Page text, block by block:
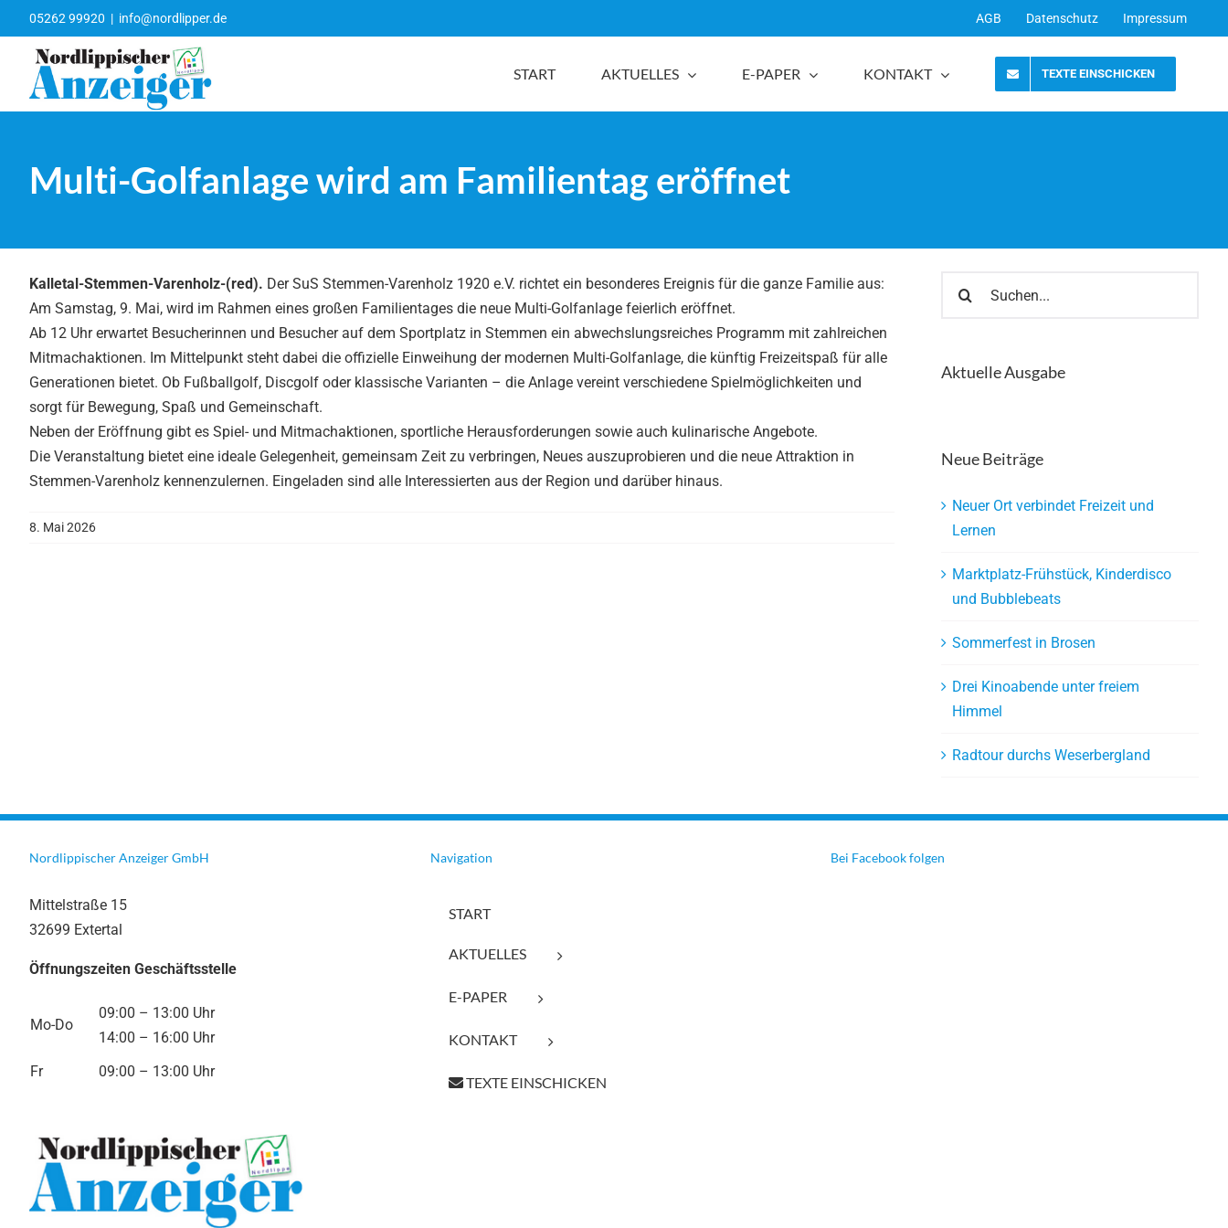
Inhalt
springen
05262 99920 | info@nordlipper.de AGB Datenschutz Impressum
START AKTUELLES E-PAPER KONTAKT TEXTE EINSCHICKEN
Multi-Golfanlage wird am Familientag eröffnet
Kalletal-Stemmen-Varenholz-(red). Der SuS Stemmen-Varenholz 1920 e.V. richtet ein besonderes Ereignis für die ganze Familie aus:
Am Samstag, 9. Mai, wird im Rahmen eines großen Familientages die neue Multi-Golfanlage feierlich eröffnet.
Ab 12 Uhr erwartet Besucherinnen und Besucher auf dem Sportplatz in Stemmen ein abwechslungsreiches Programm mit zahlreichen
Mitmachaktionen. Im Mittelpunkt steht dabei die offizielle Einweihung der modernen Multi-Golfanlage, die künftig Freizeitspaß für alle
Generationen bietet. Ob Fußballgolf, Discgolf oder klassische Varianten – die Anlage vereint verschiedene Spielmöglichkeiten und
sorgt für Bewegung, Spaß und Gemeinschaft.
Neben der Eröffnung gibt es Spiel- und Mitmachaktionen, sportliche Herausforderungen sowie auch kulinarische Angebote.
Die Veranstaltung bietet eine ideale Gelegenheit, gemeinsam Zeit zu verbringen, Neues auszuprobieren und die neue Attraktion in
Stemmen-Varenholz kennenzulernen. Eingeladen sind alle Interessierten aus der Region und darüber hinaus.
8. Mai 2026
nach:
Aktuelle Ausgabe
Neue Beiträge
Neuer Ort verbindet Freizeit und
Lernen
Marktplatz-Frühstück, Kinderdisco
und Bubblebeats
Sommerfest in Brosen
Drei Kinoabende unter freiem
Himmel
Radtour durchs Weserbergland
Nordlippischer Anzeiger GmbH
Mittelstraße 15
32699 Extertal
Öffnungszeiten Geschäftsstelle
Mo-Do
09:00 – 13:00 Uhr
14:00 – 16:00 Uhr
Fr
09:00 – 13:00 Uhr
Navigation
START
AKTUELLES
E-PAPER
KONTAKT
TEXTE EINSCHICKEN
Bei Facebook folgen